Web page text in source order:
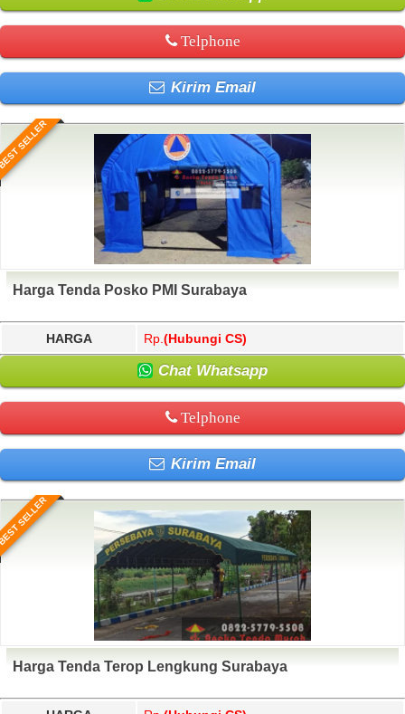
Telphone
Kirim Email
SELLER
Harga Tenda Posko PMI Surabaya
HARGA Rp. (Hubungi CS)
Chat Whatsapp
Telphone
Kirim Email
SELLER
Harga Tenda Terop Lengkung Surabaya